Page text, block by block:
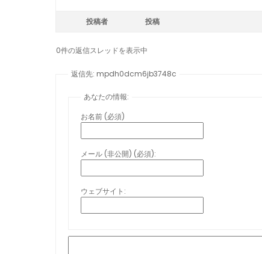
投稿者 投稿
0件の返信スレッドを表示中
返信先: mpdh0dcm6jb3748c
あなたの情報:
お名前 (必須)
メール (非公開) (必須):
ウェブサイト: